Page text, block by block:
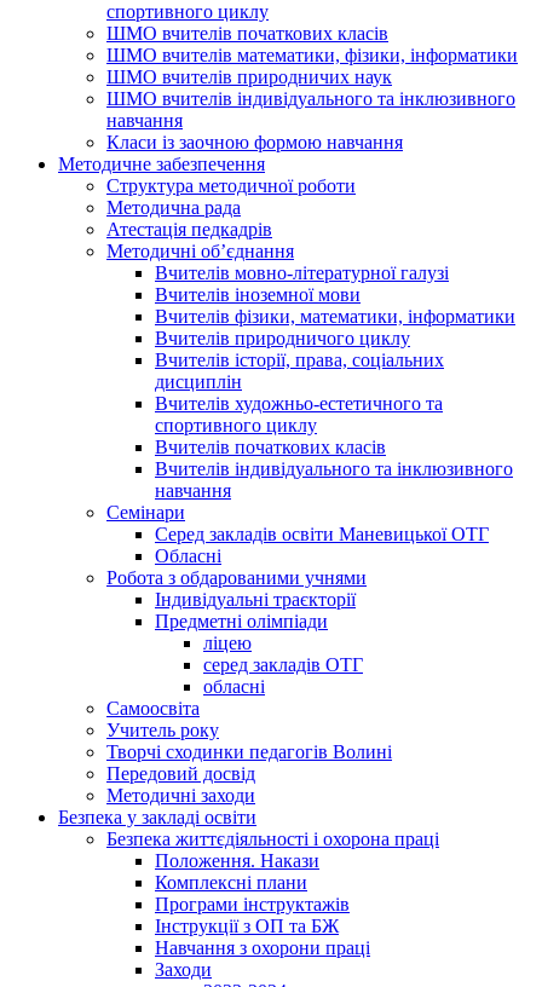
спортивного циклу
ШМО вчителів початкових класів
ШМО вчителів математики, фізики, інформатики
ШМО вчителів природничих наук
ШМО вчителів індивідуального та інклюзивного
навчання
Класи із заочною формою навчання
Методичне забезпечення
Структура методичної роботи
Методична рада
Атестація педкадрів
Методичні об’єднання
Вчителів мовно-літературної галузі
Вчителів іноземної мови
Вчителів фізики, математики, інформатики
Вчителів природничого циклу
Вчителів історії, права, соціальних
дисциплін
Вчителів художньо-естетичного та
спортивного циклу
Вчителів початкових класів
Вчителів індивідуального та інклюзивного
навчання
Семінари
Серед закладів освіти Маневицької ОТГ
Обласні
Робота з обдарованими учнями
Індивідуальні траєкторії
Предметні олімпіади
ліцею
серед закладів ОТГ
обласні
Самоосвіта
Учитель року
Творчі сходинки педагогів Волині
Передовий досвід
Методичні заходи
Безпека у закладі освіти
Безпека життєдіяльності і охорона праці
Положення. Накази
Комплексні плани
Програми інструктажів
Інструкції з ОП та БЖ
Навчання з охорони праці
Заходи